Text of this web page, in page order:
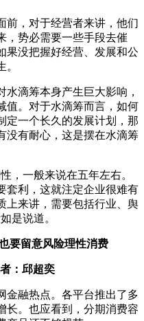
，对于经营者来讲，他们
，势必需要一些手段去催
果没把握好经营、发展和公
滴筹本身产生巨大影响，
值。对于水滴筹而言，如何
定一个长久的发展计划，那
没有耐心，这是摆在水滴筹
一般来说在五年左右。
套利，这就注定企业很难有
上来讲，需要包括行业、舆
是说道。
留意风险理性消费
：邱超奕
融热点。各平台推出了多
长。也应看到，分期消费容